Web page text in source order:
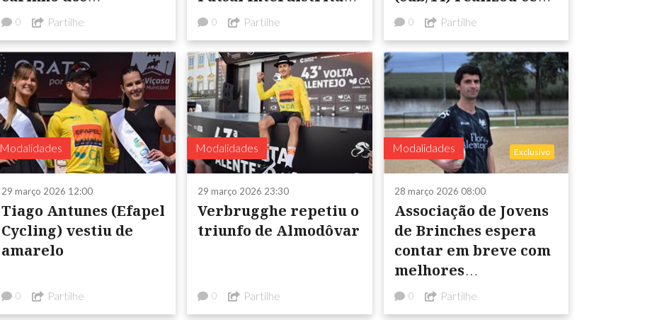
alentejanos
0 Partilhe
da AFÉvora/AFBeja
0 Partilhe
na cidade de Beja
0 Partilhe
Modalidades
29 março 2026 12:00
Tiago Antunes (Efapel
Cycling) vestiu de
amarelo
0 Partilhe
Modalidades
29 março 2026 23:30
Verbrugghe repetiu o
triunfo de Almodôvar
0 Partilhe
Modalidades Exclusivo
28 março 2026 08:00
Associação de Jovens
de Brinches espera
contar em breve com
melhores
infraestruturas
desportivas
0 Partilhe